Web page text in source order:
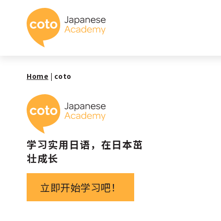
Coto 日本语学校
Home | coto
Coto 日本语学校
学习实用日语，在日本茁
壮成长
立即开始学习吧！